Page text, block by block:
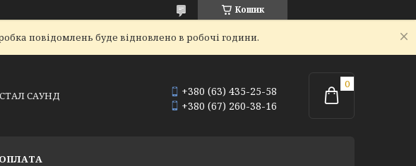
Кошик
повідомлень буде відновлено в робочі години.
САУНД
+380 (63) 435-25-58
+380 (67) 260-38-16